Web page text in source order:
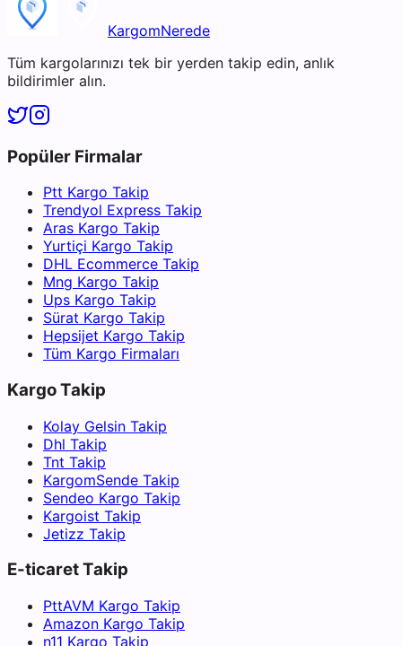
KargomNerede
Tüm kargolarınızı tek bir yerden takip edin, anlık
bildirimler alın.
Popüler Firmalar
Ptt Kargo Takip
Trendyol Express Takip
Aras Kargo Takip
Yurtiçi Kargo Takip
DHL Ecommerce Takip
Mng Kargo Takip
Ups Kargo Takip
Sürat Kargo Takip
Hepsijet Kargo Takip
Tüm Kargo Firmaları
Kargo Takip
Kolay Gelsin Takip
Dhl Takip
Tnt Takip
KargomSende Takip
Sendeo Kargo Takip
Kargoist Takip
Jetizz Takip
E-ticaret Takip
PttAVM Kargo Takip
Amazon Kargo Takip
n11 Kargo Takip